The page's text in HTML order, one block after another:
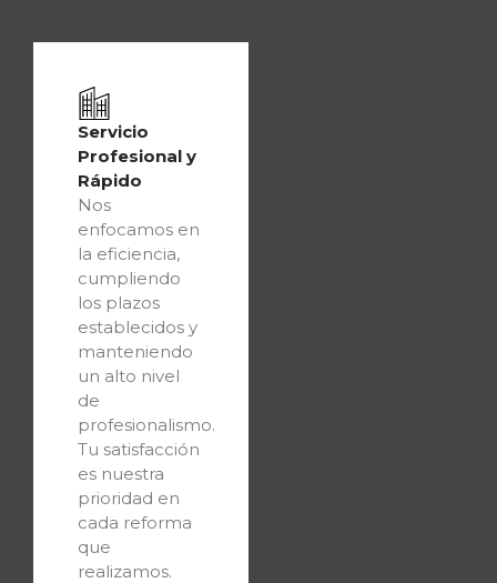
Servicio
Profesional y
Rápido
Nos
enfocamos en
la eficiencia,
cumpliendo
los plazos
establecidos y
manteniendo
un alto nivel
de
profesionalismo.
Tu satisfacción
es nuestra
prioridad en
cada reforma
que
realizamos.